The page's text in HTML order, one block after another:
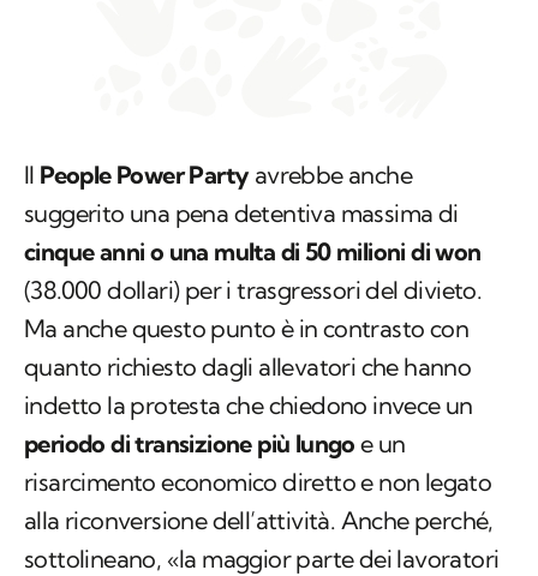
Il People Power Partyavrebbe anche
suggerito una pena detentiva massima di
cinque anni o una multa di 50 milioni di won
(38.000 dollari) per i trasgressori del divieto.
Ma anche questo punto è in contrasto con
quanto richiesto dagli allevatori che hanno
indetto la protesta che chiedono invece un
periodo di transizione più lungo e un
risarcimento economico diretto e non legato
alla riconversione dell’attività. Anche perché,
sottolineano, «la maggior parte dei lavoratori